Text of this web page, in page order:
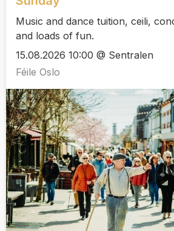
Music and dance tuition, ceili,
and loads of fun.
15.08.2026 10:00 @ Sentralen
Féile Oslo